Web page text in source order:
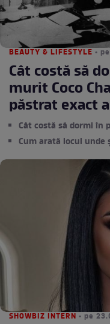
BEAUTY & LIFESTYLE •
Cât costă să
murit Coco
păstrat exact
Cât costă să dormi în
Cum arată locul
SHOWBIZ INTERN • pe